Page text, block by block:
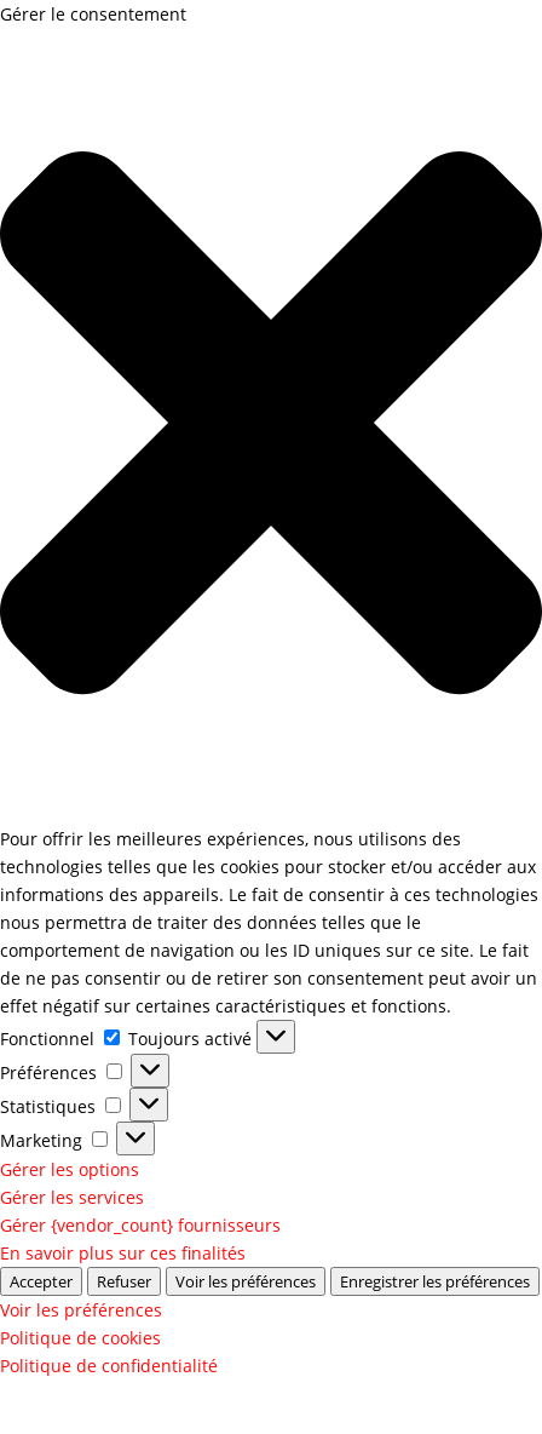
Gérer le consentement
Pour offrir les meilleures expériences, nous utilisons des
technologies telles que les cookies pour stocker et/ou accéder aux
informations des appareils. Le fait de consentir à ces technologies
nous permettra de traiter des données telles que le
comportement de navigation ou les ID uniques sur ce site. Le fait
de ne pas consentir ou de retirer son consentement peut avoir un
effet négatif sur certaines caractéristiques et fonctions.
Fonctionnel
Fonctionnel
Toujours activé
Préférences
Préférences
Statistiques
Statistiques
Marketing
Marketing
Gérer les options
Gérer les services
Gérer {vendor_count} fournisseurs
En savoir plus sur ces finalités
Accepter Refuser Voir les préférences Enregistrer les préférences
Voir les préférences
Politique de cookies
Politique de confidentialité